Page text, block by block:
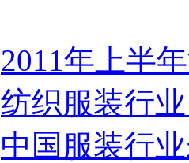
2011年上半
纺织服装行
中国服装行